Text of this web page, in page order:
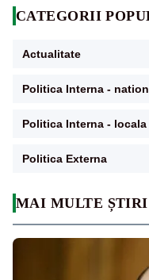
MAI MULTE
CATEGORII
Actualitate
Politica Interna -
Politica Interna - locala
Politica Externa